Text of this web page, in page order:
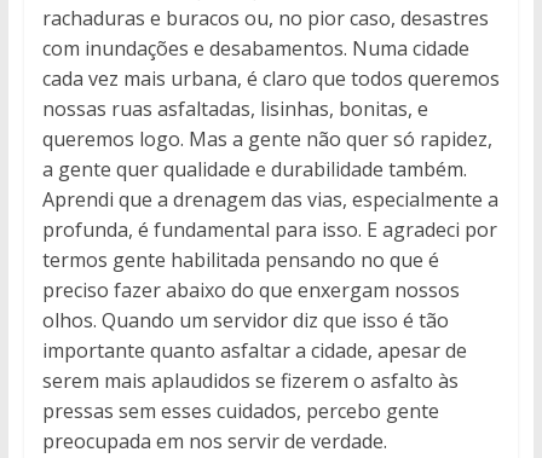
rachaduras e buracos ou, no pior caso, desastres
com inundações e desabamentos. Numa cidade
cada vez mais urbana, é claro que todos queremos
nossas ruas asfaltadas, lisinhas, bonitas, e
queremos logo. Mas a gente não quer só rapidez,
a gente quer qualidade e durabilidade também.
Aprendi que a drenagem das vias, especialmente a
profunda, é fundamental para isso. E agradeci por
termos gente habilitada pensando no que é
preciso fazer abaixo do que enxergam nossos
olhos. Quando um servidor diz que isso é tão
importante quanto asfaltar a cidade, apesar de
serem mais aplaudidos se fizerem o asfalto às
pressas sem esses cuidados, percebo gente
preocupada em nos servir de verdade.